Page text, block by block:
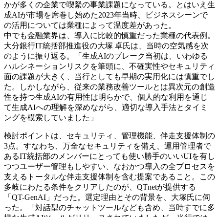
かが多くの企業で喫緊の事業課題になっている。とはいえ生
成AIが市場を席巻し始めた2023年当時、ビジネスシーンで
の活用については業種によって温度差があった。​
中でも金融業界は、導入に比較的慎重だった業種の代表例。
大分銀行IT統括部推進役の大塚 卓氏は、当時の空気感を次
のように​振り返る。「生成AIのブレーク当初は、いわゆる
ハルシネーションリスクを筆頭に、不確実性やセキュリティ
面の課題が大きく、当行としても早期の実用化には慎重でし
た。しかしながら、従来の業務改善ツールとは異次元の創造
性を持つ生成AIの有用性は明らかで、個人的な利用を通じ
て生成AIへの理解を深めながら、適切な導入手法とタイミ
ングを模索していました」​
検討ポイントは、セキュリティ、管理機能、伴走支援体制の
3点。すなわち、万全なセキュリティを備え、運用管理者で
あるIT統括部のメンバーにとっても使い勝手のいいUIを有し
つつユーザー管理もしやすい、なおかつ導入の全プロセスを
支えるトータルな伴走支援体制を含む提案であること。この
多岐にわたる条件をクリアしたのが、QTnetが提供する
「QT-GenAI」だった。選定理由とその背景を、大塚氏に伺
った。​「対話型のチャットツールなども含め、当時すでに多